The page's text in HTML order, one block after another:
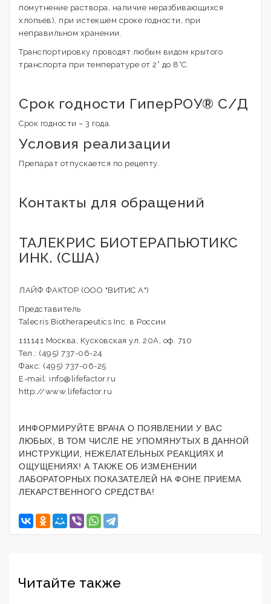
помутнение раствора, наличие неразбивающихся
хлопьев), при истекшем сроке годности, при
неправильном хранении.
Транспортировку проводят любым видом крытого
транспорта при температуре от 2° до 8°C.
Срок годности ГиперРОУ® С/Д
Срок годности – 3 года.
Условия реализации
Препарат отпускается по рецепту.
Контакты для обращений
ТАЛЕКРИС БИОТЕРАПЬЮТИКС
ИНК. (США)
ЛАЙФ ФАКТОР (ООО "ВИТИС А")
Представитель
Talecris Biotherapeutics Inc. в России
111141 Москва, Кусковская ул. 20А, оф. 710
Тел.: (495) 737-06-24
Факс: (495) 737-06-25
E-mail: info@lifefactor.ru
http://www.lifefactor.ru
ИНФОРМИРУЙТЕ ВРАЧА О ПОЯВЛЕНИИ У ВАС
ЛЮБЫХ, В ТОМ ЧИСЛЕ НЕ УПОМЯНУТЫХ В ДАННОЙ
ИНСТРУКЦИИ, НЕЖЕЛАТЕЛЬНЫХ РЕАКЦИЯХ И
ОЩУЩЕНИЯХ! А ТАКЖЕ ОБ ИЗМЕНЕНИИ
ЛАБОРАТОРНЫХ ПОКАЗАТЕЛЕЙ НА ФОНЕ ПРИЕМА
ЛЕКАРСТВЕННОГО СРЕДСТВА!
Читайте также